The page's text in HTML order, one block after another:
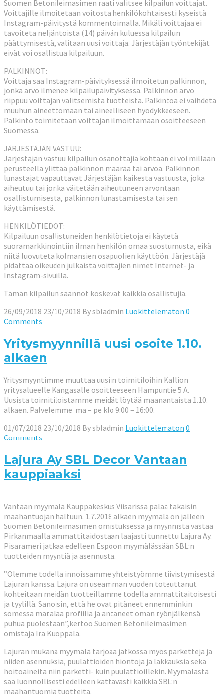
Suomen Betonileimasimen raati valitsee kilpailun voittajat.
Voittajille ilmoitetaan voitosta henkilökohtaisesti kyseistä
Instagram-päivitystä kommentoimalla. Mikäli voittajaa ei
tavoiteta neljäntoista (14) päivän kuluessa kilpailun
päättymisestä, valitaan uusi voittaja. Järjestäjän työntekijät
eivät voi osallistua kilpailuun.
PALKINNOT:
Voittaja saa Instagram-päivityksessä ilmoitetun palkinnon,
jonka arvo ilmenee kilpailupäivityksessä. Palkinnon arvo
riippuu voittajan valitsemista tuotteista. Palkintoa ei vaihdeta
muuhun aineettomaan tai aineelliseen hyödykkeeseen.
Palkinto toimitetaan voittajan ilmoittamaan osoitteeseen
Suomessa.
JÄRJESTÄJÄN VASTUU:
Järjestäjän vastuu kilpailun osanottajia kohtaan ei voi millään
perusteella ylittää palkinnon määrää tai arvoa. Palkinnon
lunastajat vapauttavat Järjestäjän kaikesta vastuusta, joka
aiheutuu tai jonka väitetään aiheutuneen arvontaan
osallistumisesta, palkinnon lunastamisesta tai sen
käyttämisestä.
HENKILÖTIEDOT:
Kilpailuun osallistuneiden henkilötietoja ei käytetä
suoramarkkinointiin ilman henkilön omaa suostumusta, eikä
niitä luovuteta kolmansien osapuolien käyttöön. Järjestäjä
pidättää oikeuden julkaista voittajien nimet Internet- ja
Instagram-sivuilla.
Tämän kilpailun säännöt koskevat kaikkia osallistujia.
26/09/2018 23/10/2018 Bysbladmin Luokittelematon 0
Comments
Yritysmyynnillä uusi osoite 1.10.
alkaen
Yritysmyyntimme muuttaa uusiin toimitiloihin Kallion
yritysalueelle Kangasalle osoitteeseen Hampuntie 5 A.
Uusista toimitiloistamme meidät löytää maanantaista 1.10.
alkaen. Palvelemme ma – pe klo 9:00 – 16:00.
01/07/2018 23/10/2018 Bysbladmin Luokittelematon 0
Comments
Lajura Ay SBL Decor Vantaan
kauppiaaksi
Vantaan myymälä Kauppakeskus Viisarissa palaa takaisin
maahantuojan haltuun. 1.7.2018 alkaen myymälä on jälleen
Suomen Betonileimasimen omistuksessa ja myynnistä vastaa
Pirkanmaalla ammattitaidostaan laajasti tunnettu Lajura Ay.
Pisarameri jatkaa edelleen Espoon myymälässään SBL:n
tuotteiden myyntiä ja asennusta.
”Olemme todella innoissamme yhteistyömme tiivistymisestä
Lajuran kanssa. Lajura on useamman vuoden toteuttanut
kohteitaan meidän tuotteillamme todella ammattitaitoisesti
ja tyylillä. Sanoisin, että he ovat pitäneet ennemminkin
somessa matalaa profiilia ja antaneet oman työnjälkensä
puhua puolestaan”,kertoo Suomen Betonileimasimen
omistaja Ira Kuoppala.
Lajuran mukana myymälä tarjoaa jatkossa myös parketteja ja
niiden asennuksia, puulattioiden hiontoja ja lakkauksia sekä
hoitoaineita niin parketti- kuin puulattioillekin. Myymälästä
saa luonnollisesti edelleen kattavasti kaikkia SBL:n
maahantuomia tuotteita.